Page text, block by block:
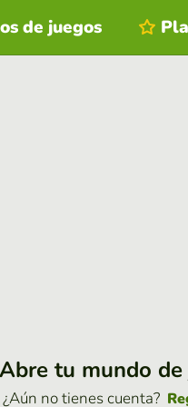
de juegos
Abre tu mundo
¿Aún no tienes cuenta?